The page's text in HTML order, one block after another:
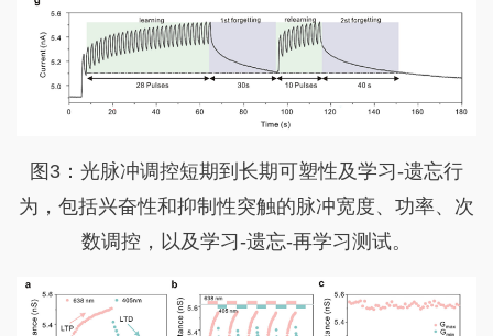
图3：光脉冲调控短期到长期可塑性及学习-遗忘行
为，包括兴奋性和抑制性突触的脉冲宽度、功率、次
数调控，以及学习-遗忘-再学习测试。